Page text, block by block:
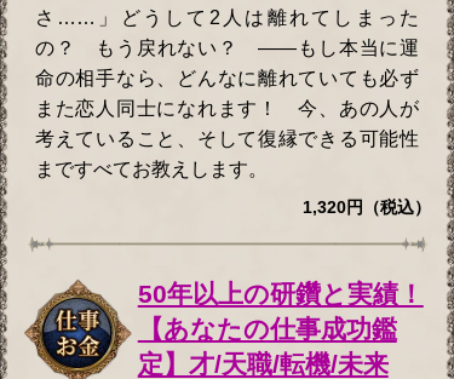
さ……」どうして2人は離れてしまった
の？ もう戻れない？ ——もし本当に運
命の相手なら、どんなに離れていても必ず
また恋人同士になれます！ 今、あの人が
考えていること、そして復縁できる可能性
まですべてお教えします。
1,320円（税込）
50年以上の研鑽と実績！
【あなたの仕事成功鑑
定】才/天職/転機/未来